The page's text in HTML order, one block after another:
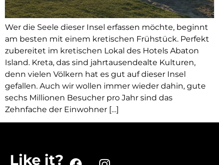
Wer die Seele dieser Insel erfassen möchte, beginnt
am besten mit einem kretischen Frühstück. Perfekt
zubereitet im kretischen Lokal des Hotels Abaton
Island. Kreta, das sind jahrtausendealte Kulturen,
denn vielen Völkern hat es gut auf dieser Insel
gefallen. Auch wir wollen immer wieder dahin, gute
sechs Millionen Besucher pro Jahr sind das
Zehnfache der Einwohner […]
Like it?